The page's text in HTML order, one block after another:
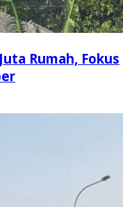
Rumah, Fokus